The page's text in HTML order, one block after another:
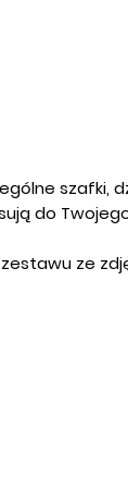
szafki,
do
ze